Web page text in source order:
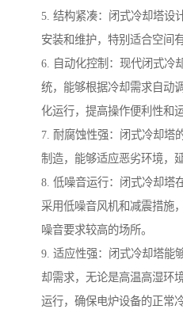
5. 结构紧凑：闭式冷却塔设
安装和维护，特别适合空间
6. 自动化控制：现代闭式冷
统，能够根据冷却需求自动
化运行，提高操作便利性和
7. 耐腐蚀性强：闭式冷却塔
制造，能够适应恶劣环境，
8. 低噪音运行：闭式冷却塔
采用低噪音风机和减震措施
噪音要求较高的场所。
9. 适应性强：闭式冷却塔能
却需求，无论是高温高湿环
运行，确保电炉设备的正常冷